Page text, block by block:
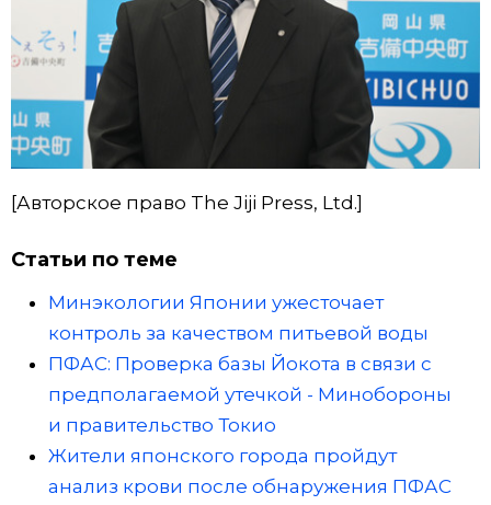
[Авторское право The Jiji Press, Ltd.]
Статьи по теме
Минэкологии Японии ужесточает
контроль за качеством питьевой воды
ПФАС: Проверка базы Йокота в связи с
предполагаемой утечкой - Минобороны
и правительство Токио
Жители японского города пройдут
анализ крови после обнаружения ПФАС